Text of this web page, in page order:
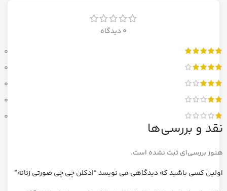
0 دیدگاه
0
0
0
0
0
نقد و بررسی‌ها
هنوز بررسی‌ای ثبت نشده است.
اولین کسی باشید که دیدگاهی می نویسد “ادکلن چی چی صورتی زنانه”